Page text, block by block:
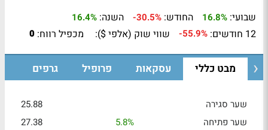
שבועי: 16.8% החודש: -30.5% השנה: 16.4%
12 חודשים: -55.9% שווי שוק (אלפי $): מכפיל רווח: 0
מבט כללי עסקאות פרופיל גרפים
שער סגירה
25.88
שער פתיחה
5.8%
27.38